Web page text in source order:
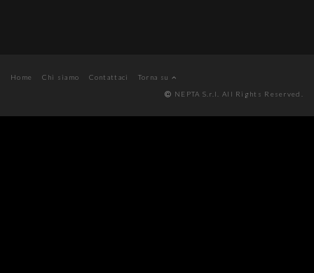
Home Chi siamo Contattaci
Torna su
NEPTA S.r.l. All Rights Reserved.